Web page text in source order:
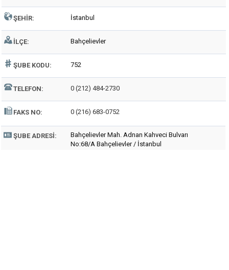
ŞEHIR: İstanbul
İLÇE: Bahçelievler
ŞUBE KODU: 752
TELEFON: 0 (212) 484-2730
FAKS NO: 0 (216) 683-0752
ŞUBE ADRESI:
Bahçelievler Mah. Adnan Kahveci Bulvarı
No:68/A Bahçelievler / İstanbul